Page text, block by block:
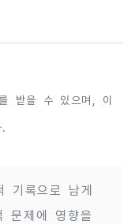
받을 수 있으며, 이
기록으로 남게
문제에 영향을